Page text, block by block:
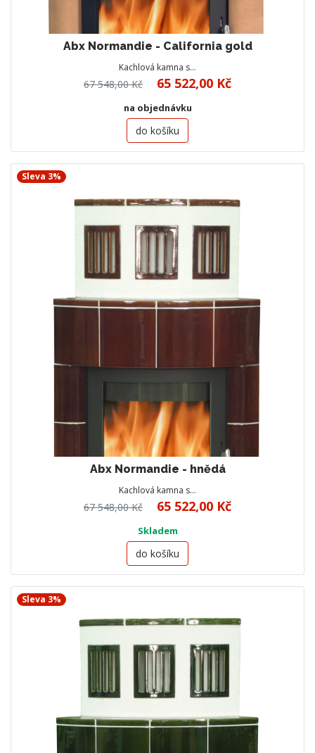
Abx Normandie - California gold
Kachlová kamna s…
67 548,00 Kč 65 522,00 Kč
na objednávku
do košíku
Sleva 3%
Abx Normandie - hnědá
Kachlová kamna s…
67 548,00 Kč 65 522,00 Kč
Skladem
do košíku
Sleva 3%